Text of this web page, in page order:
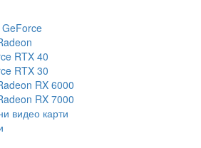
GeForce
RTX 40
RTX 30
RX 6000
RX 7000
видео карти